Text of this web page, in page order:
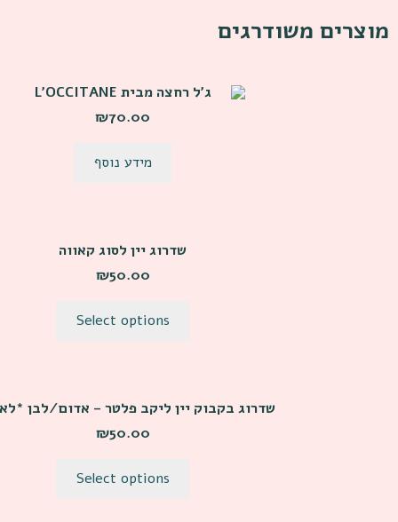
מוצרים משודרגים
ג׳ל רחצה מבית L’OCCITANE
₪70.00
מידע נוסף
שדרוג יין לסוג קאווה
₪50.00
Select options
שדרוג בקבוק יין ליקב פלטר – אדום/לבן
₪50.00
Select options